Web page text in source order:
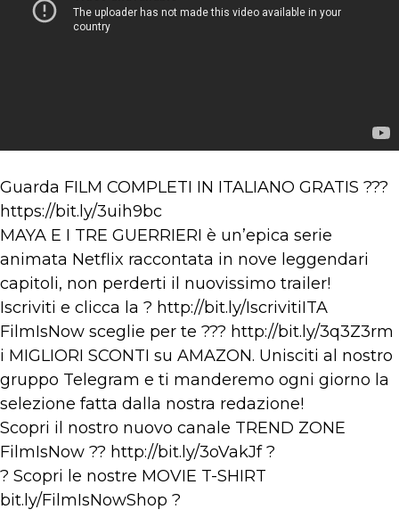
Guarda FILM COMPLETI IN ITALIANO GRATIS ???
https://bit.ly/3uih9bc
MAYA E I TRE GUERRIERI è un’epica serie
animata Netflix raccontata in nove leggendari
capitoli, non perderti il nuovissimo trailer!
Iscriviti e clicca la ? http://bit.ly/IscrivitiITA​
FilmIsNow sceglie per te ??? http://bit.ly/3q3Z3rm​​
i MIGLIORI SCONTI su AMAZON. Unisciti al nostro
gruppo Telegram e ti manderemo ogni giorno la
selezione fatta dalla nostra redazione!
Scopri il nostro nuovo canale TREND ZONE
FilmIsNow ?? http://bit.ly/3oVakJf​ ?
? Scopri le nostre MOVIE T-SHIRT
bit.ly/FilmIsNowShop​ ?